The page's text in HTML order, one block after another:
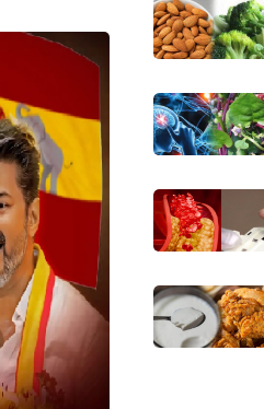
chi,
pasalaikeerai